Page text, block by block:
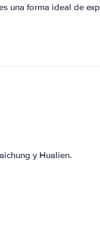
una forma ideal de
y Hualien.